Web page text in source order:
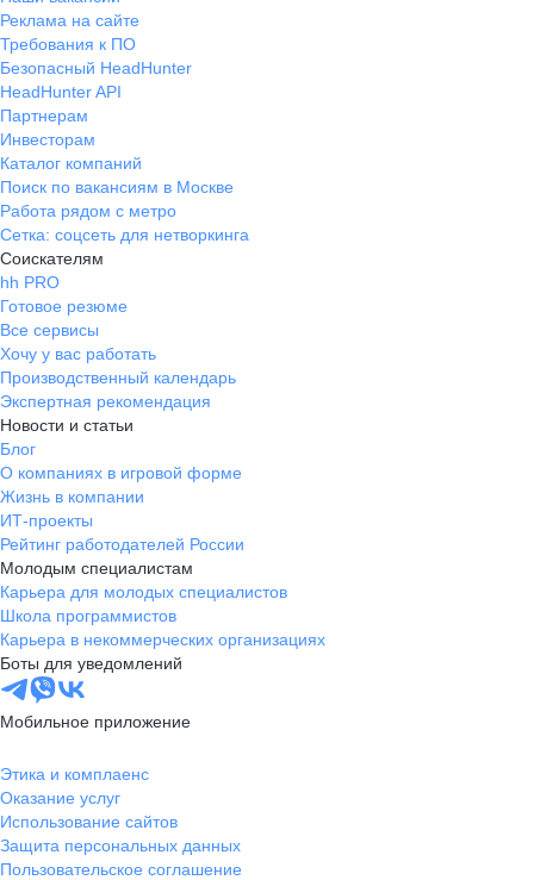
Реклама на сайте
Требования к ПО
Безопасный HeadHunter
HeadHunter API
Партнерам
Инвесторам
Каталог компаний
Поиск по вакансиям в Москве
Работа рядом с метро
Сетка: соцсеть для нетворкинга
Соискателям
hh PRO
Готовое резюме
Все сервисы
Хочу у вас работать
Производственный календарь
Экспертная рекомендация
Новости и статьи
Блог
О компаниях в игровой форме
Жизнь в компании
ИТ-проекты
Рейтинг работодателей России
Молодым специалистам
Карьера для молодых специалистов
Школа программистов
Карьера в некоммерческих организациях
Боты для уведомлений
Мобильное приложение
Этика и комплаенс
Оказание услуг
Использование сайтов
Защита персональных данных
Пользовательское соглашение